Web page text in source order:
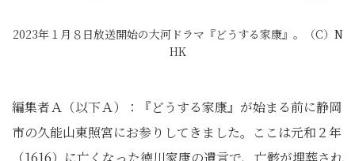
2023年１月８日放送開始の大河ドラマ『どうする家康』。（C）N
HK
編集者Ａ（以下Ａ）：『どうする家康』が始まる前に静岡
市の久能山東照宮にお参りしてきました。ここは元和２年